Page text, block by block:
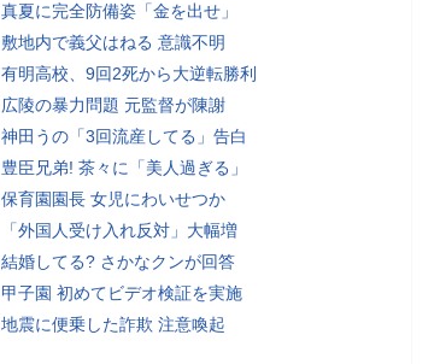
真夏に完全防備姿「金を出せ」
敷地内で義父はねる 意識不明
有明高校、9回2死から大逆転勝利
広陵の暴力問題 元監督が陳謝
神田うの「3回流産してる」告白
豊臣兄弟! 茶々に「美人過ぎる」
保育園園長 女児にわいせつか
「外国人受け入れ反対」大幅増
結婚してる? さかなクンが回答
甲子園 初めてビデオ検証を実施
地震に便乗した詐欺 注意喚起